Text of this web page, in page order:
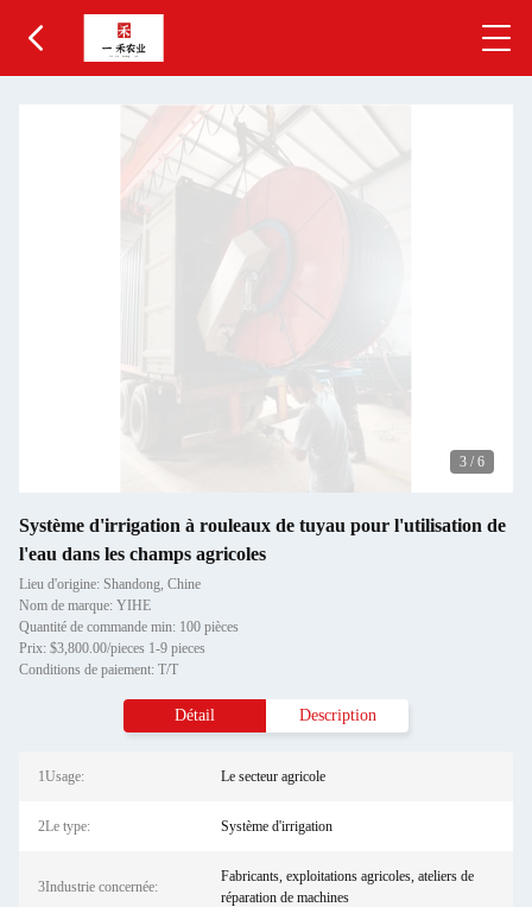
3 / 6
Système d'irrigation à rouleaux de tuyau pour l'utilisation de
l'eau dans les champs agricoles
Lieu d'origine: Shandong, Chine
Nom de marque: YIHE
Quantité de commande min: 100 pièces
Prix: $3,800.00/pieces 1-9 pieces
Conditions de paiement: T/T
Détail Description
1Usage: Le secteur agricole
2Le type: Système d'irrigation
3Industrie concernée:
Fabricants, exploitations agricoles, ateliers de
réparation de machines